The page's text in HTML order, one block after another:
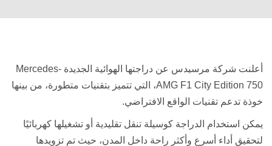
أعلنت شركة مرسيدس عن دراجتها الهوائية الجديدة Mercedes-
AMG F1 City Edition 750، التي تتميز بتقنيات متطورة، من بينها
خوذة تدعم تقنيات الواقع الافتراضي.
يمكن استخدام الدراجة كوسيلة تنقل تقليدية أو تشغيلها كهربائيًا
لتحقيق أداء أسرع وأكثر راحة داخل المدن، حيث تم تزويدها